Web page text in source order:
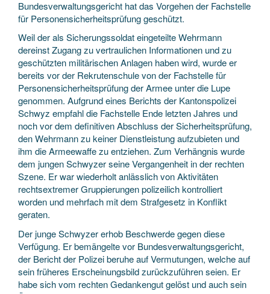
Bundesverwaltungsgericht hat das Vorgehen der Fachstelle
für Personensicherheitsprüfung geschützt.
Weil der als Sicherungssoldat eingeteilte Wehrmann
dereinst Zugang zu vertraulichen Informationen und zu
geschützten militärischen Anlagen haben wird, wurde er
bereits vor der Rekrutenschule von der Fachstelle für
Personensicherheitsprüfung der Armee unter die Lupe
genommen. Aufgrund eines Berichts der Kantonspolizei
Schwyz empfahl die Fachstelle Ende letzten Jahres und
noch vor dem definitiven Abschluss der Sicherheitsprüfung,
den Wehrmann zu keiner Dienstleistung aufzubieten und
ihm die Armeewaffe zu entziehen. Zum Verhängnis wurde
dem jungen Schwyzer seine Vergangenheit in der rechten
Szene. Er war wiederholt anlässlich von Aktivitäten
rechtsextremer Gruppierungen polizeilich kontrolliert
worden und mehrfach mit dem Strafgesetz in Konflikt
geraten.
Der junge Schwyzer erhob Beschwerde gegen diese
Verfügung. Er bemängelte vor Bundesverwaltungsgericht,
der Bericht der Polizei beruhe auf Vermutungen, welche auf
sein früheres Erscheinungsbild zurückzuführen seien. Er
habe sich vom rechten Gedankengut gelöst und auch sein